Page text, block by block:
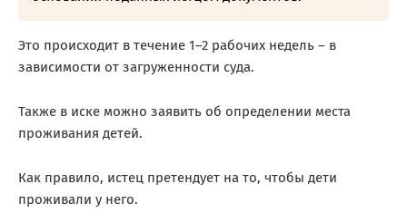
Это происходит в течение 1–2 рабочих недель – в
зависимости от загруженности суда.
Также в иске можно заявить об определении места
проживания детей.
Как правило, истец претендует на то, чтобы дети
проживали у него.